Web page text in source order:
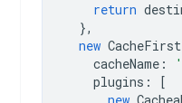
return
},
new CacheFirst
cacheName :
plugins :
[